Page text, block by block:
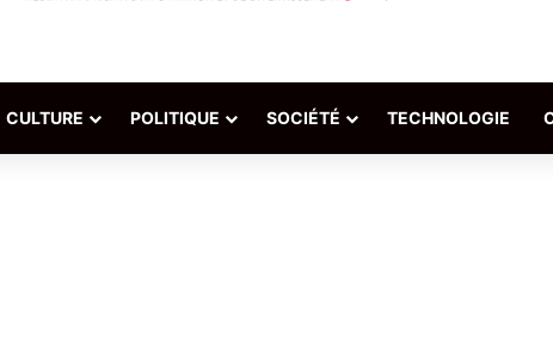
CULTURE POLITIQUE SOCIÉTÉ TECHNOLOGIE